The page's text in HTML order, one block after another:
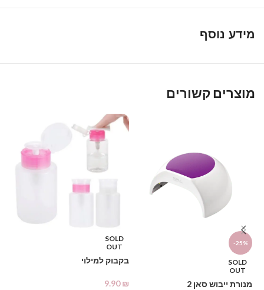
מידע נוסף
מוצרים קשורים
-25%
SOLD
OUT
מנורת ייבוש סאן 2
SOLD
OUT
בקבוק למילוי
9.90₪